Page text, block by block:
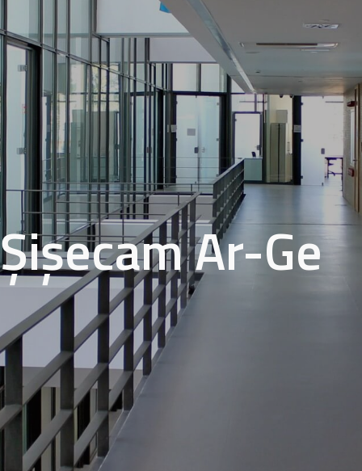
Şişecam Ar-Ge